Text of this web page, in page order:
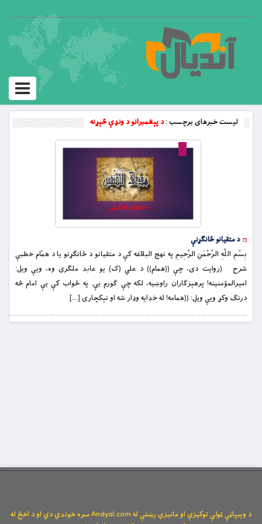
Toggle
لیست خبرهای برچسب :د پېغمبرانو د ونډې څېړنه
د متقیانو ځانګړنې
بِسْمِ اللَّهِ الرَّحْمَنِ الرَّحِيمِ په نهج البلاغه کې د متقیانو د ځانګړنو یا د همّام خطبې
شرح (روایت دی، چې ((همام)) د علي (ک) یو عابد ملګری وه، ویې ویل:
امیرالمؤمنینه! پرهېزګاران راوښیه، لکه چې ګورم یې. په ځواب کې یې امام څه
درنګ وکړ ویې ویل: ((همامه! له خدایه وډار شه او نېکچاری […]
د وېبپاڼې ټولې توکیزې او مانیزې رښتې له Andyal.com سره خوندي دي او د اخځ له